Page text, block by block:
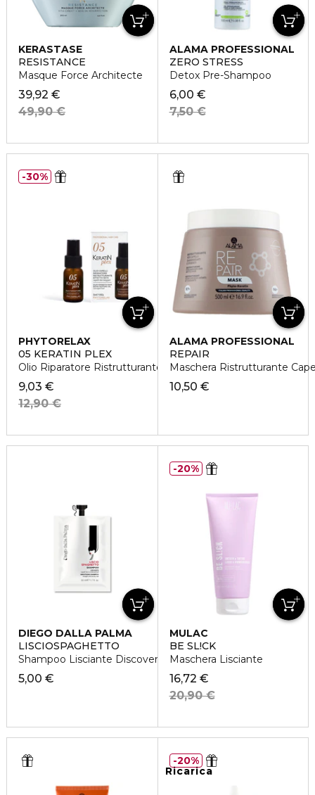
KERASTASE
RESISTANCE
Masque Force Architecte
39,92 €
49,90 €
ALAMA PROFESSIONAL
ZERO STRESS
Detox Pre-Shampoo
6,00 €
7,50 €
PHYTORELAX
05 KERATIN PLEX
Olio Riparatore Ristrutturante Effetto Seta
9,03 €
12,90 €
30%
ALAMA PROFESSIONAL
REPAIR
Maschera Ristrutturante
10,50 €
DIEGO DALLA PALMA
LISCIOSPAGHETTO
Shampoo Lisciante Discovery
5,00 €
MULAC
BE SL!CK
Maschera Lisciante
16,72 €
20,90 €
20%
Ricarica
20%